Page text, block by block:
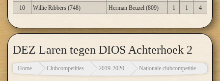
10
Willie Ribbers (748) Herman Beuzel (809) 1 1 4
DEZ Laren tegen DIOS Achterhoek 2
Home Clubcompetities 2019-2020 Nationale clubcompetitie